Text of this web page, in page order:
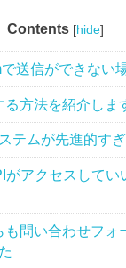
Contents [hide]
送信ができない
方法を紹介しま
テムが先進的す
がアクセスしてい
も問い合わせフォ